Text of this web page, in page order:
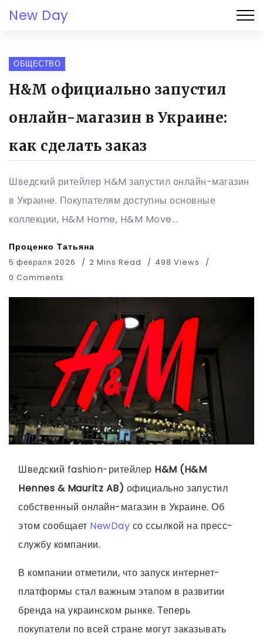
New Day
ОБЩЕСТВО
H&M официально запустил
онлайн-магазин в Украине:
как сделать заказ
Шведский ритейлер H&M запустил онлайн-магазин
в Украине. Покупателям доступны основные
коллекции, H&M Home, H&M Move...
Проценко Татьяна
5 февраля 2026 2 Mins Read
498 Views
0 Comments
Шведский fashion-ритейлер H&M (H&M
Hennes & Mauritz AB) официально запустил
собственный онлайн-магазин в Украине. Об
этом сообщает NewDay со ссылкой на пресс-
службу компании.
В компании отметили, что запуск интернет-
платформы стал важным этапом в развитии
бренда на украинском рынке. Теперь
покупатели по всей стране могут заказывать